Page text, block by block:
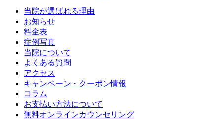
当院が選ばれる理由
お知らせ
料金表
症例写真
当院について
よくある質問
アクセス
キャンペーン・クーポン情報
コラム
お支払い方法について
無料オンラインカウンセリング